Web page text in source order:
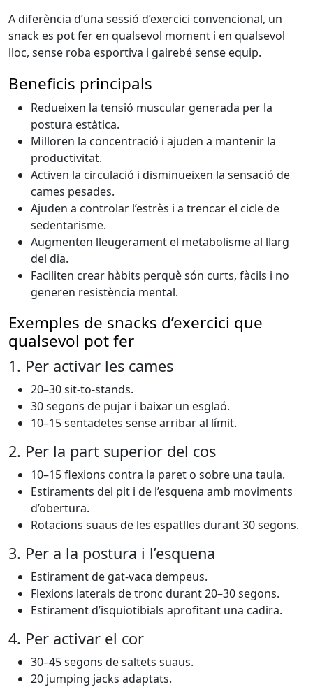
A diferència d’una sessió d’exercici convencional, un
snack es pot fer en qualsevol moment i en qualsevol
lloc, sense roba esportiva i gairebé sense equip.
Beneficis principals
Redueixen la tensió muscular generada per la
postura estàtica.
Milloren la concentració i ajuden a mantenir la
productivitat.
Activen la circulació i disminueixen la sensació de
cames pesades.
Ajuden a controlar l’estrès i a trencar el cicle de
sedentarisme.
Augmenten lleugerament el metabolisme al llarg
del dia.
Faciliten crear hàbits perquè són curts, fàcils i no
generen resistència mental.
Exemples de snacks d’exercici que
qualsevol pot fer
1. Per activar les cames
20–30 sit-to-stands.
30 segons de pujar i baixar un esglaó.
10–15 sentadetes sense arribar al límit.
2. Per la part superior del cos
10–15 flexions contra la paret o sobre una taula.
Estiraments del pit i de l’esquena amb moviments
d’obertura.
Rotacions suaus de les espatlles durant 30 segons.
3. Per a la postura i l’esquena
Estirament de gat-vaca dempeus.
Flexions laterals de tronc durant 20–30 segons.
Estirament d’isquiotibials aprofitant una cadira.
4. Per activar el cor
30–45 segons de saltets suaus.
20 jumping jacks adaptats.